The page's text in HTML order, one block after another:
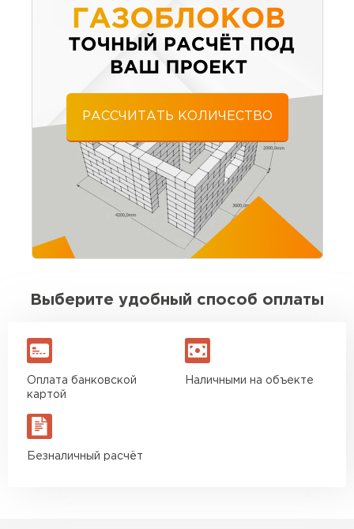
Менеджер сразу подсказал по марке и
количеству. Всё рассчитали правильно
Алексей Трофимов
21.07.2025
Материал пришёл без брака, размеры
выдержаны. Для своих денег отличный
вариант. Буду брать ещё на перегородки
Игорь Савельев
09.08.2025
позвонил. Разгрузили быстро. По качеству
26.08.2025
Брали около 40 кубов. Стены подняли без
сюрпризов, кладка ровная. Экономия на
подрезке ощутимая
РАССЧИТАТЬ КОЛИЧЕСТВО
Выберите удобный способ оплаты
Оплата банковской
картой
Наличными на объекте
Безналичный расчёт